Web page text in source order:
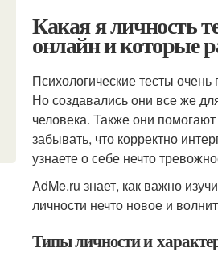
Какая я личность
онлайн и которые
Психологические тесты
Но создавались они все же
человека. Также они
забывать, что корректно
узнаете о себе нечто
AdMe.ru знает, как важно
личности нечто новое и
Типы личности и